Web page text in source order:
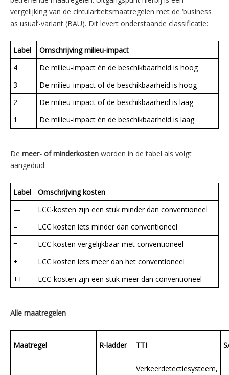
vergelijking van de circulariteitsmaatregelen met de ‘business
as usual’-variant (BAU). Dit levert onderstaande classificatie:
Label
Omschrijving milieu-impact
4
De milieu-impact én de beschikbaarheid is hoog
3
De milieu-impact of de beschikbaarheid is hoog
2
De milieu-impact of de beschikbaarheid is laag
1
De milieu-impact én de beschikbaarheid is laag
De meer- of minderkosten worden in de tabel als volgt
aangeduid:
Label
Omschrijving kosten
—
LCC-kosten zijn een stuk minder dan conventioneel
–
LCC kosten iets minder dan conventioneel
=
LCC kosten vergelijkbaar met conventioneel
+
LCC kosten iets meer dan het conventioneel
++
LCC-kosten zijn een stuk meer dan conventioneel
Alle maatregelen
Maatregel R-ladder TTI
Verkeerdetectiesysteem,